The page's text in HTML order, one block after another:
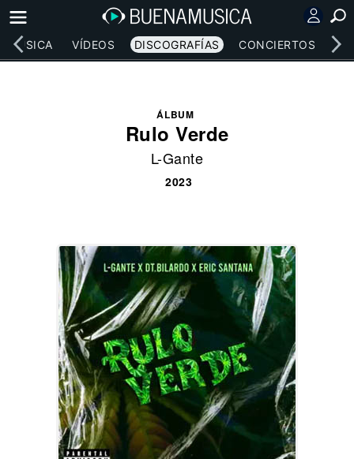
MÚSICA VÍDEOS DISCOGRAFÍAS CONCIERTOS
ÁLBUM
Rulo Verde
L-Gante
2023